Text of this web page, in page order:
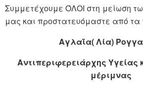
Συμμετέχουμε ΌΛΟΙ στη μείωση
μας και προστατευόμαστε από τα
Αγλαΐα( Λία)
Αντιπεριφερειάρχης Υγείας
μέριμνας